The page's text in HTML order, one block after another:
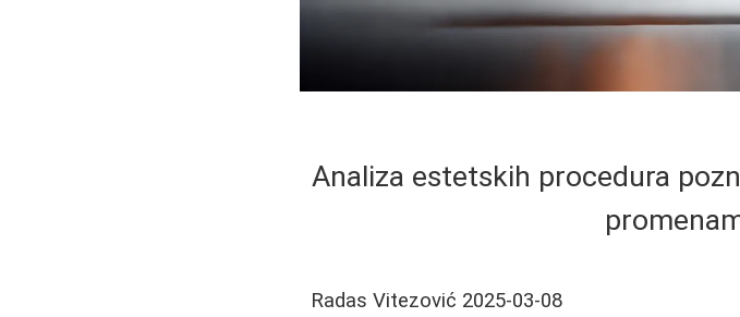
Analiza estetskih procedura
Radas Vitezović 2025-03-08